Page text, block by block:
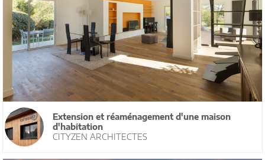
Extension et réaménagement d'une maison
d'habitation
CITYZEN ARCHITECTES